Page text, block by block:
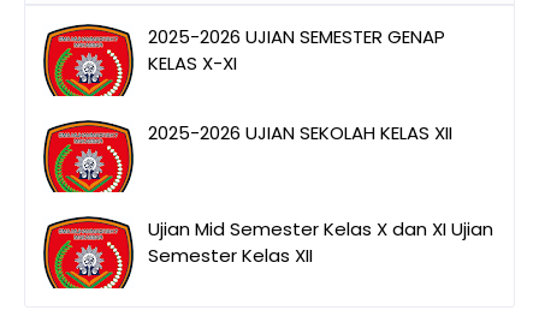
2025-2026 UJIAN SEMESTER GENAP
KELAS X-XI
2025-2026 UJIAN SEKOLAH KELAS XII
Ujian Mid Semester Kelas X dan XI Ujian
Semester Kelas XII